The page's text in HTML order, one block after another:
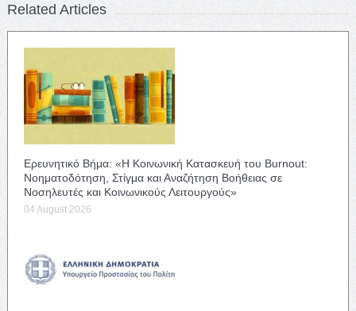
Related Articles
Ερευνητικό Βήμα: «Η Κοινωνική Κατασκευή του Burnout:
Νοηματοδότηση, Στίγμα και Αναζήτηση Βοήθειας σε
Νοσηλευτές και Κοινωνικούς Λειτουργούς»
04 August 2026